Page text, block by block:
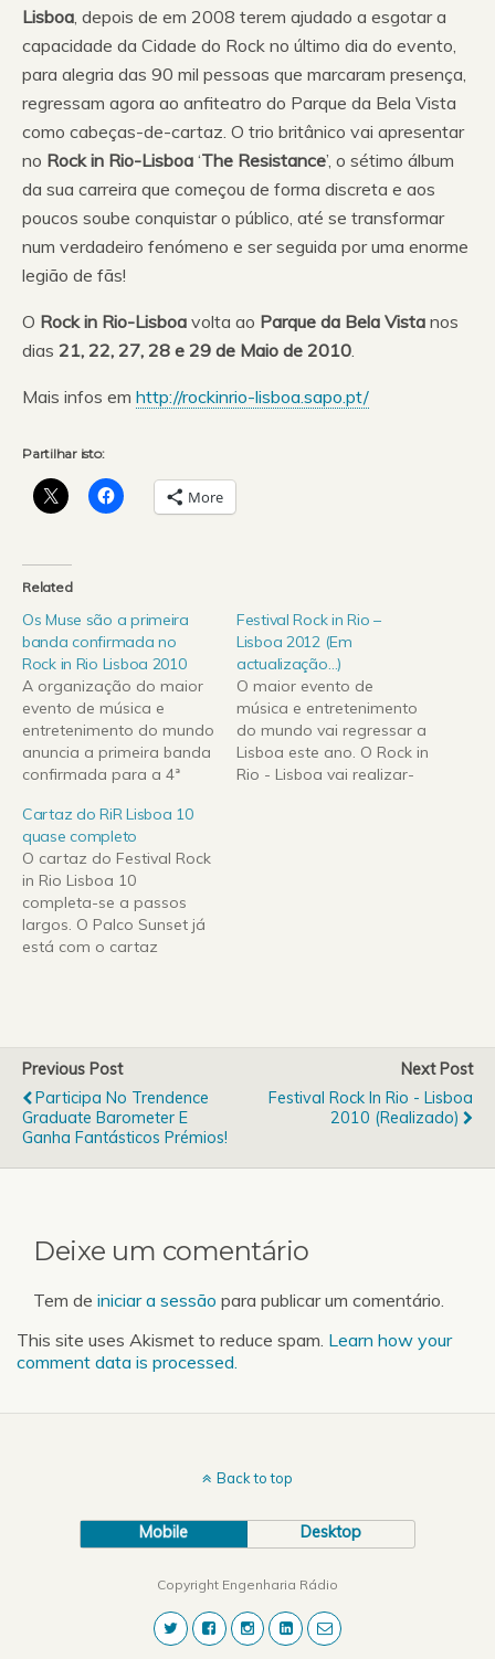
Lisboa, depois de em 2008 terem ajudado a esgotar a
capacidade da Cidade do Rock no último dia do evento,
para alegria das 90 mil pessoas que marcaram presença,
regressam agora ao anfiteatro do Parque da Bela Vista
como cabeças-de-cartaz. O trio britânico vai apresentar
no Rock in Rio-Lisboa ‘The Resistance’, o sétimo álbum
da sua carreira que começou de forma discreta e aos
poucos soube conquistar o público, até se transformar
num verdadeiro fenómeno e ser seguida por uma enorme
legião de fãs!
O Rock in Rio-Lisboa volta ao Parque da Bela Vista nos
dias 21, 22, 27, 28 e 29 de Maio de 2010.
Mais infos em http://rockinrio-lisboa.sapo.pt/
Partilhar isto:
More
Related
Os Muse são a primeira
banda confirmada no
Rock in Rio Lisboa 2010
A organização do maior
evento de música e
entretenimento do mundo
anuncia a primeira banda
confirmada para a 4ª
Lisboa: os Muse
(http://www.myspace.com
/muse) vão fechar o Palco
Mundo no dia 27 de Maio
de 2010!Dias depois do
concerto que levou o
Pavilhão Atlântico ao
Festival Rock in Rio –
Lisboa 2012 (Em
actualização…)
O maior evento de
música e entretenimento
do mundo vai regressar a
Lisboa este ano. O Rock in
Rio - Lisboa vai realizar-
Cartaz do RiR Lisboa 10
quase completo
O cartaz do Festival Rock
in Rio Lisboa 10
completa-se a passos
largos. O Palco Sunset já
está com o cartaz
edições anteriores, vão
surgir no palco Sunset
duplas de
artistas surpreendentes.
Neste ano vai ser possível
ver actuar…
Previous Post
Participa No Trendence
Graduate Barometer E
Ganha Fantásticos Prémios!
Next Post
Festival Rock In Rio - Lisboa
2010 (Realizado)
Deixe um comentário
Tem de iniciar a sessão para publicar um comentário.
This site uses Akismet to reduce spam. Learn how your
comment data is processed.
Back to top
Mobile Desktop
Copyright Engenharia Rádio